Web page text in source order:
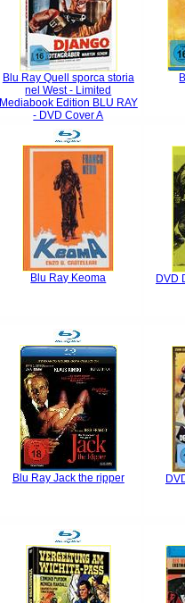
Blu Ray Quell sporca storia
nel West - Limited
Mediabook Edition BLU RAY
- DVD Cover A
Blu Ray Keoma DVD
Blu Ray Jack the ripper